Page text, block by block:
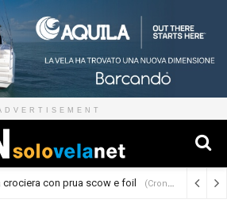
crociera con prua scow e foil (Cronaca)